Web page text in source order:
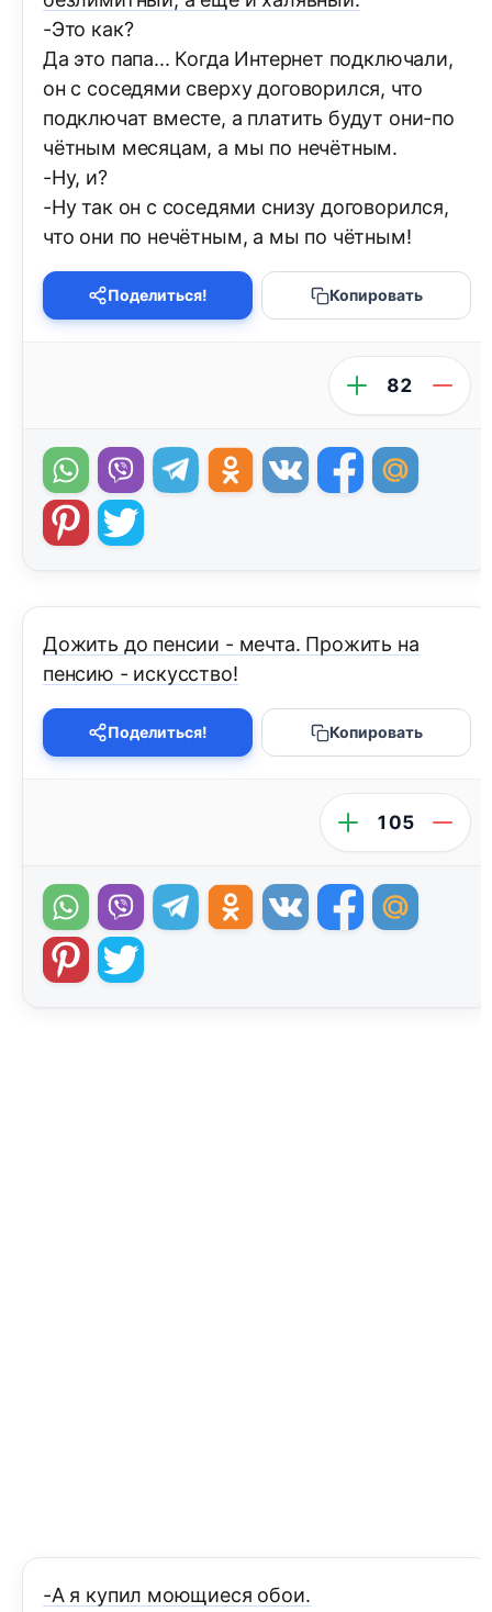
-Это как?
Да это папа... Когда Интернет подключали,
он с соседями сверху договорился, что
подключат вместе, а платить будут они-по
чётным месяцам, а мы по нечётным.
-Ну, и?
-Ну так он с соседями снизу договорился,
что они по нечётным, а мы по чётным!
Поделиться! Копировать
82
Дожить до пенсии - мечта. Прожить на
пенсию - искусство!
Поделиться! Копировать
105
-А я купил моющиеся обои.